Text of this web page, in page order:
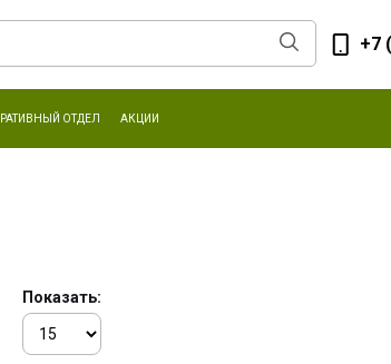
+7
ОТДЕЛ АКЦИИ
Показать: